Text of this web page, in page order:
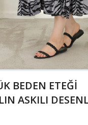
BEDEN ETEĞİ
ASKILI